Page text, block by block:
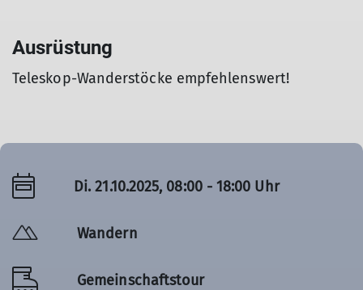
Ausrüstung
Teleskop-Wanderstöcke empfehlenswert!
Di. 21.10.2025, 08:00 - 18:00 Uhr
Wandern
Gemeinschaftstour